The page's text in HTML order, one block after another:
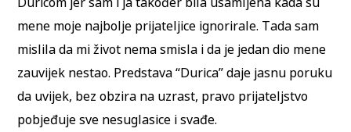
mene moje najbolje prijateljice ignorirale. Tada sam
mislila da mi život nema smisla i da je jedan dio mene
zauvijek nestao. Predstava “Durica” daje jasnu poruku
da uvijek, bez obzira na uzrast, pravo prijateljstvo
pobjeđuje sve nesuglasice i svađe.